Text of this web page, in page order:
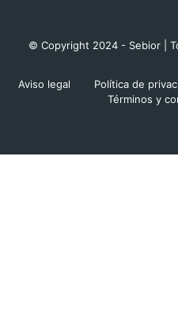
© Copyright 2024 - Sebior |
Aviso legal Política de
Términos y